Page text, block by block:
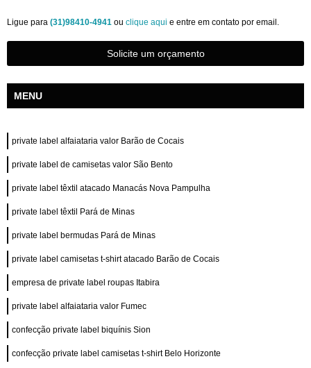
Ligue para (31)98410-4941 ou clique aqui e entre em contato por email.
Solicite um orçamento
MENU
private label alfaiataria valor Barão de Cocais
private label de camisetas valor São Bento
private label têxtil atacado Manacás Nova Pampulha
private label têxtil Pará de Minas
private label bermudas Pará de Minas
private label camisetas t-shirt atacado Barão de Cocais
empresa de private label roupas Itabira
private label alfaiataria valor Fumec
confecção private label biquínis Sion
confecção private label camisetas t-shirt Belo Horizonte